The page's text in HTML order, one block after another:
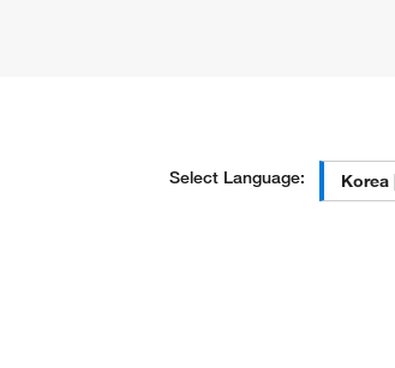
Select Language: